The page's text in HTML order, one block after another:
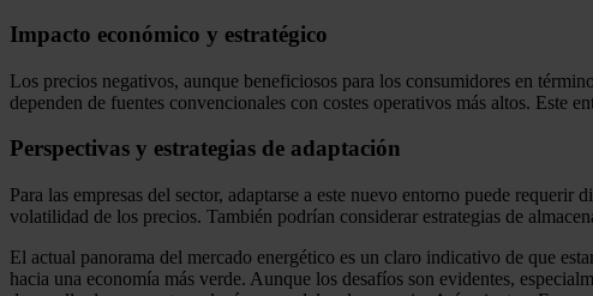
Impacto económico y estratégico
Los precios negativos, aunque beneficiosos para los consumidores en
dependen de fuentes convencionales con costes operativos más altos. Este
Perspectivas y estrategias de adaptación
Para las empresas del sector, adaptarse a este nuevo entorno puede
volatilidad de los precios. También podrían considerar estrategias de
El actual panorama del mercado energético es un claro indicativo de que
hacia una economía más verde. Aunque los desafíos son evidentes,